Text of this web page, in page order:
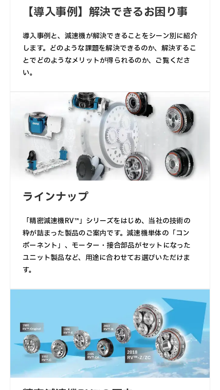
【導入事例】解決できるお困り事
導入事例と、減速機が解決できることをシーン別に紹介
します。どのような課題を解決できるのか、解決するこ
とでどのようなメリットが得られるのか、ご覧くださ
い。
ラインナップ
「精密減速機RV™」シリーズをはじめ、当社の技術の
粋が詰まった製品のご案内です。減速機単体の「コン
ポーネント」、モーター・接合部品がセットになった
ユニット製品など、用途に合わせてお選びいただけま
す。